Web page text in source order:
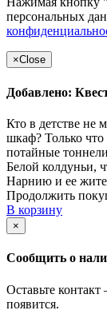
персональных
×Close
Добавлено:
Кто в детстве не
шкаф? Только что
потайные
Белой колдуньи,
Нарнию и ее
Продолжить
В корзину
×
Сообщить о
Оставьте
появится.